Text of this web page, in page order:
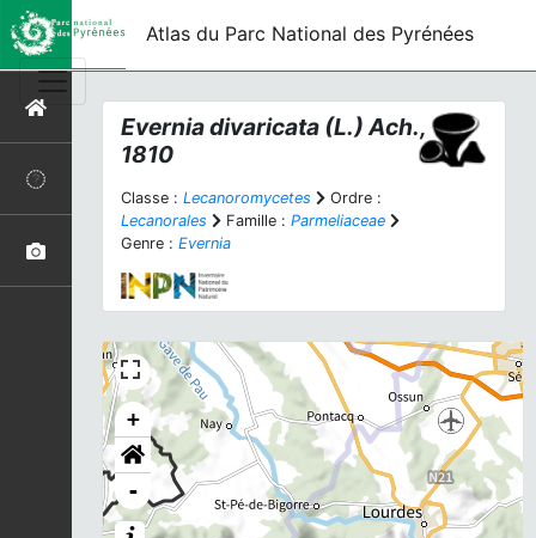
Atlas du Parc National des Pyrénées
Evernia divaricata (L.) Ach.,
1810
Classe : Lecanoromycetes
Ordre :
Lecanorales
Famille : Parmeliaceae
Genre : Evernia
+
-